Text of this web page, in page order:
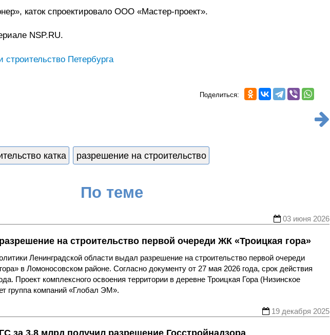
каток спроектировало ООО «Мастер-проект».
NSP.RU.
Петербурга
Поделиться:
катка разрешение на строительство
По теме
03 июня 2026
на строительство первой очереди ЖК «Троицкая гора»
Ленинградской области выдал разрешение на строительство первой очереди
в Ломоносовском районе. Согласно документу от 27 мая 2026 года, срок действия
Проект комплексного освоения территории в деревне Троицкая Гора (Низинское
группа компаний «Глобал ЭМ».
19 декабря 2025
за 3,8 млрд получил разрешение Госстройнадзора